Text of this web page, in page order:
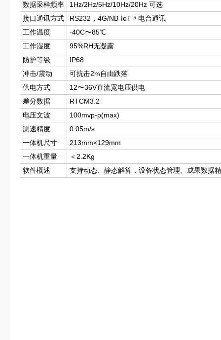
数据采样频率
1Hz/2Hz/5Hz/10Hz/20Hz 可选
接口通讯方式
RS232，4G/NB-IoT〃电台通讯
工作温度
-40C〜85℃
工作湿度
95%RH无凝露
防护等级
IP68
冲击/震动
可抗击2m自由跌落
供电方式
12〜36V直流宽电压供电
差分数据
RTCM3.2
电压文波
100mvp-p(max)
测速精度
0.05m/s
一体机尺寸
213mm×129mm
一体机重量
＜2.2Kg
软件概述
支持动态、静态解算，设备状态管理、成果数据